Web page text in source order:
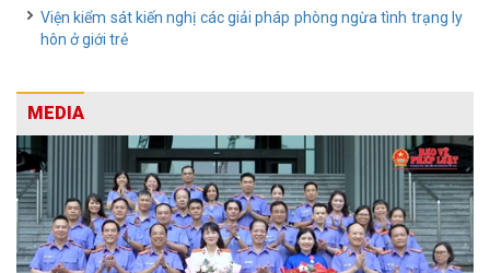
Viện kiểm sát kiến nghị các giải pháp phòng ngừa tình trạng ly
hôn ở giới trẻ
MEDIA